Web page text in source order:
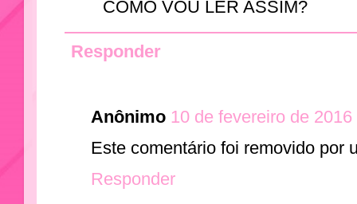
COMO VOU LER ASSIM?
Responder
Anônimo 10 de fevereiro de
Este comentário foi removido por
Responder